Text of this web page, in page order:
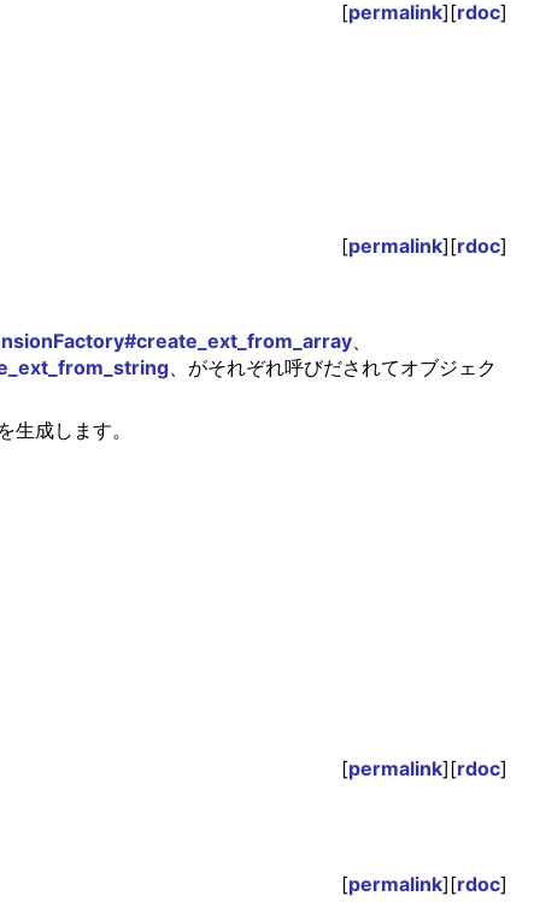
[permalink][rdoc]
[permalink][rdoc]
、
、がそれぞれ呼びだされてオブジェク
成します。
[permalink][rdoc]
[permalink][rdoc]